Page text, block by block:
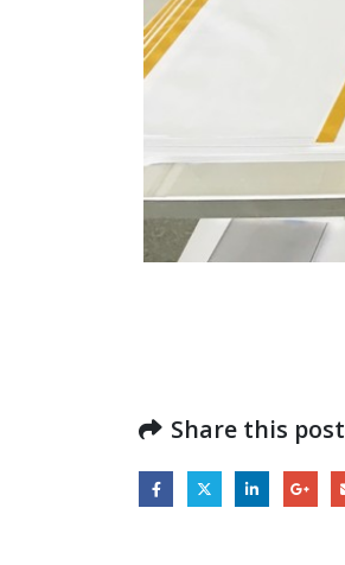
Share this post